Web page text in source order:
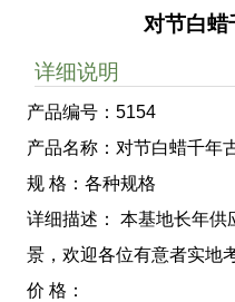
对节白蜡
详细说明
产品编号：5154
产品名称：对节白蜡千年
规 格：各种规格
详细描述： 本基地长年供
景，欢迎各位有意者实地
价 格：